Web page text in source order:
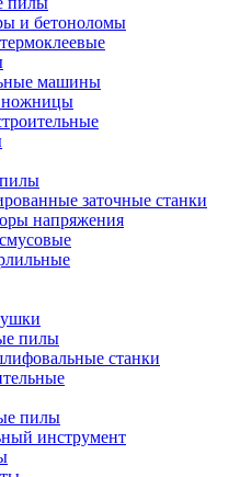
и бетоноломы
машины
ножницы
заточные станки
напряжения
пилы
станки
пилы
инструмент